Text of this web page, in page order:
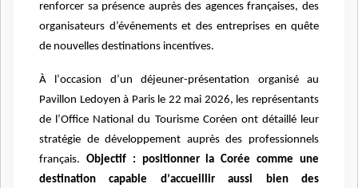
renforcer sa présence auprès des agences françaises, des
organisateurs d’événements et des entreprises en quête
de nouvelles destinations incentives.
À ’occasion d ’un déjeuner-présentation organisé au
Pavillon Ledoyenà Paris le 22 mai 2026, les représentants
de l ’Office National du Tourisme Coréen ont détaillé leur
stratégie de développement auprès des professionnels
français. Objectif : positionner la Corée comme une
destination capable d ’accueillir aussi bien des